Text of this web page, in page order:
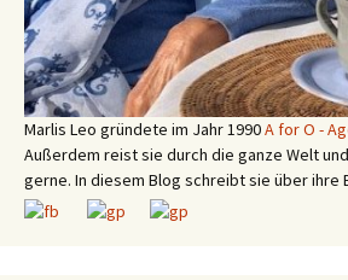
Marlis Leo gründete im Jahr 1990A for O -
Außerdem reist sie durch die ganze Welt
gerne. In diesem Blog schreibt sie über ihre